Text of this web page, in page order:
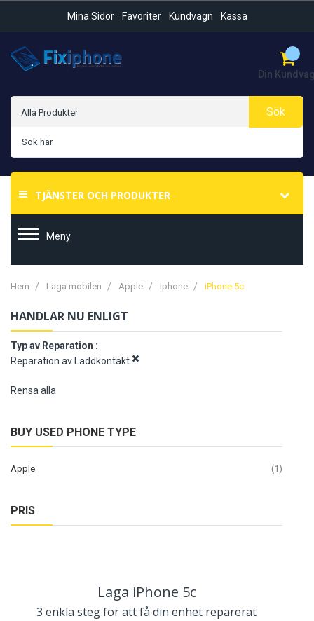
Mina Sidor Favoriter Kundvagn Kassa
Din
Sök
TJÄNSTER OCH PRODUKTER
Meny
Hem Laga mobilen Apple Iphone iPhone 5c
HANDLAR NU ENLIGT
Typ av Reparation
Reparation av Laddkontakt
Rensa alla
BUY USED PHONE TYPE
Apple 1 artikel
PRIS
Laga iPhone 5c
3 enkla steg för att få din enhet reparerat